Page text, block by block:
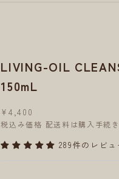
LIVING-OIL
150mL
セール価格
¥4,400
税込み価格 配送料 は購入手続
289件のレビュ